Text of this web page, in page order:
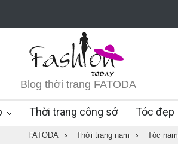
Blog thời trang FATODA
Thời trang công sở Tóc đẹp
FATODA › Thời trang nam › Tóc nam